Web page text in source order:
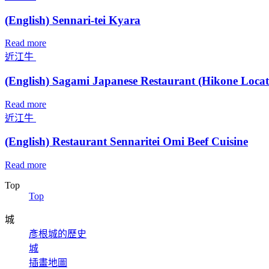
(English) Sennari-tei Kyara
Read more
近江牛
(English) Sagami Japanese Restaurant (Hikone
Read more
近江牛
(English) Restaurant Sennaritei Omi Beef Cuisine
Read more
Top
Top
城
彥根城的歷史
城
插畫地圖